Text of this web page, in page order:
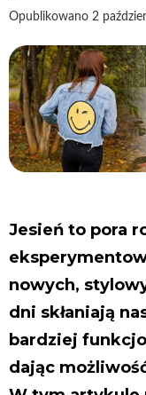
Opublikowano 2
Jesień to pora
nowych,
dni skłaniają
bardziej
dając